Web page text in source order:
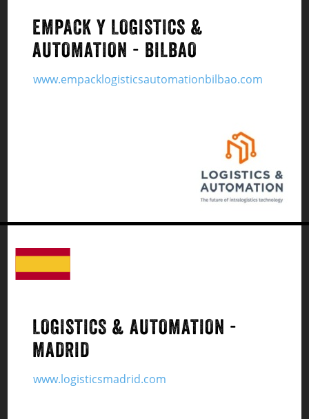
EMPACK Y LOGISTICS &
AUTOMATION - BILBAO
www.empacklogisticsautomationbilbao.com
LOGISTICS & AUTOMATION -
MADRID
www.logisticsmadrid.com